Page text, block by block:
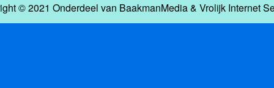
© 2021 Onderdeel van BaakmanMedia& Vrolijk Internet